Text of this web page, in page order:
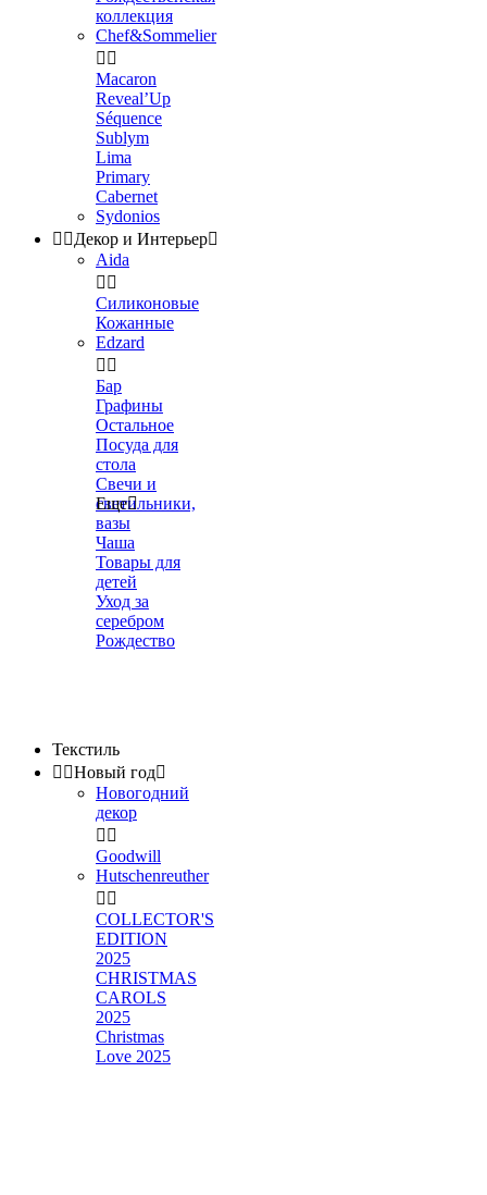
коллекция
Chef&Sommelier
 
Macaron
Reveal’Up
Séquence
Sublym
Lima
Primary
Cabernet
Sydonios
 Декор и Интерьер
Aida
 
Силиконовые
Кожанные
Edzard
 
Бар
Графины
Остальное
Посуда для
стола
Свечи и
светильники,
вазы
Чаша
Товары для
детей
Уход за
серебром
Рождество
Еще
Текстиль
 Новый год
Новогодний
декор
 
Goodwill
Hutschenreuther
 
COLLECTOR'S
EDITION
2025
CHRISTMAS
CAROLS
2025
Christmas
Love 2025